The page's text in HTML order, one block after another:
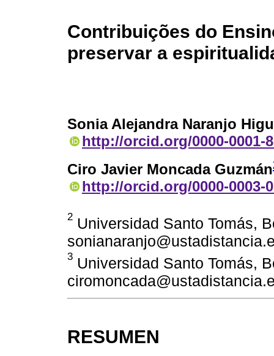
Contribuições do
preservar a
Sonia Alejandra Naranjo
http://orcid.org/0000-0001-
Ciro Javier Moncada Guzmán
http://orcid.org/0000-0003-
2 Universidad Santo Tomás,
3 Universidad Santo Tomás,
RESUMEN